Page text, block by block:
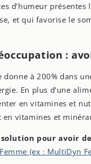
d’humeur présentes
et qui favorise le
:
donne à 200% dans
En plus d’une
en vitamines et
vitamines et
pour avoir
(ex : MultiDyn